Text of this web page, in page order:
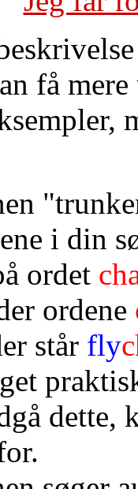
få
i din
ordet
ordene
står fly
dette,